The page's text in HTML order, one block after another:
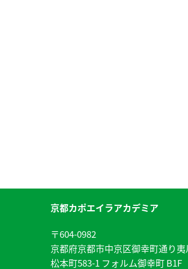
京都カポエイラアカデミア
〒604-0982
京都府京都市中京区御幸町通り
松本町583-1 フォルム御幸町 B1F